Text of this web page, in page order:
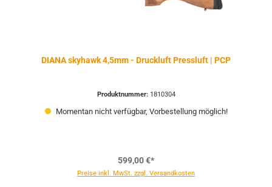
DIANA skyhawk 4,5mm - Druckluft Pressluft | PCP
Produktnummer: 1810304
Momentan nicht verfügbar, Vorbestellung möglich!
599,00 €*
Preise inkl. MwSt. zzgl. Versandkosten